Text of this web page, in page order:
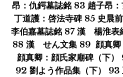
昂：仇鍔墓誌銘 83 趙子昂
丁道護：啓法寺碑 85 史晨
李伯嘉墓誌銘 87 漢 楊淮表
88 漢 せん文集 89 顔真卿
顔真卿：顔氏家廟碑（下）
92 劉よう作品集（下） 93